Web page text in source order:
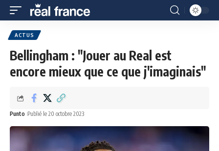
ACTUS
Bellingham : "Jouer au Real est
encore mieux que ce que j'imaginais"
Punto Publié le 20 octobre 2023